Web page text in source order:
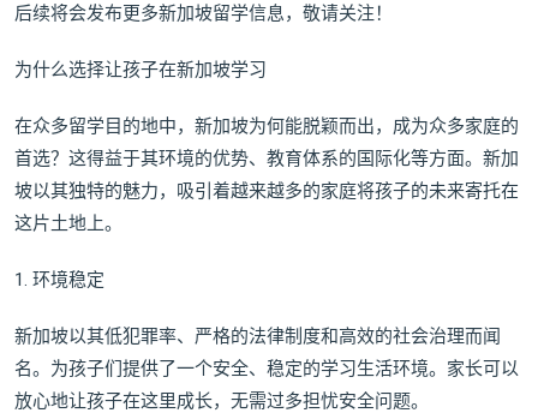
后续将会发布更多新加坡留学信息，敬请关注！
为什么选择让孩子在新加坡学习
在众多留学目的地中，新加坡为何能脱颖而出，成为众多家庭的
首选？这得益于其环境的优势、教育体系的国际化等方面。新加
坡以其独特的魅力，吸引着越来越多的家庭将孩子的未来寄托在
这片土地上。
1. 环境稳定
新加坡以其低犯罪率、严格的法律制度和高效的社会治理而闻
名。为孩子们提供了一个安全、稳定的学习生活环境。家长可以
放心地让孩子在这里成长，无需过多担忧安全问题。